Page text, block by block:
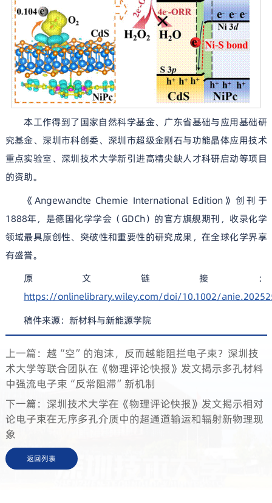
本工作得到了国家自然科学基金、广东省基础与应用基础研
究基金、深圳市科创委、深圳市超级金刚石与功能晶体应用技术
重点实验室、深圳技术大学新引进高精尖缺人才科研启动等项目
的资助。
《Angewandte Chemie International Edition》创刊于
1888年，是德国化学学会（GDCh）的官方旗舰期刊，收录化学
领域最具原创性、突破性和重要性的研究成果，在全球化学界享
有盛誉。
原文链接：
https://onlinelibrary.wiley.com/doi/10.1002/
稿件来源：新材料与新能源学院
上一篇：越“空”的泡沫，反而越能阻拦电子束？深圳技
术大学等联合团队在《物理评论快报》发文揭示多孔材料
中强流电子束“反常阻滞”新机制
下一篇：深圳技术大学在《物理评论快报》发文揭示相对
论电子束在无序多孔介质中的超通道输运和辐射新物理现
象
返回列表